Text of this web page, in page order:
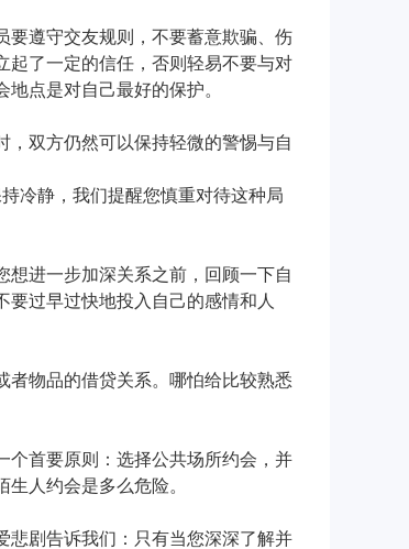
要遵守交友规则，不要蓄意欺骗、伤
起了一定的信任，否则轻易不要与对
点是对自己最好的保护。
双方仍然可以保持轻微的警惕与自
冷静，我们提醒您慎重对待这种局
想进一步加深关系之前，回顾一下自
过早过快地投入自己的感情和人
者物品的借贷关系。哪怕给比较熟悉
个首要原则：选择公共场所约会，并
人约会是多么危险。
悲剧告诉我们：只有当您深深了解并